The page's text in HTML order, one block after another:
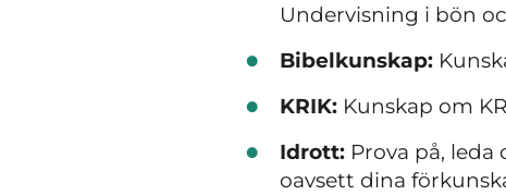
Undervisning i bön
Bibelkunskap:
KRIK: Kunskap om
Idrott: Prova på,
oavsett dina